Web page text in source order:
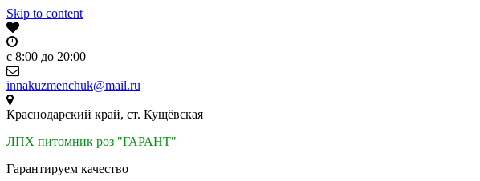
Skip to content
c 8:00 до 20:00
innakuzmenchuk@mail.ru
Краснодарский край, ст. Кущёвская
ЛПХ питомник роз "ГАРАНТ"
Гарантируем качество